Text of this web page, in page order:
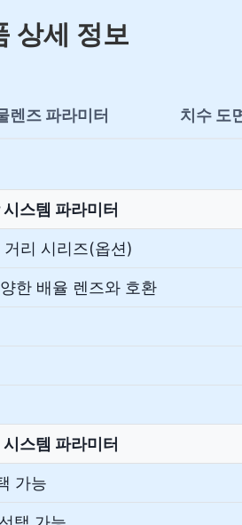
상세 정보
렌즈 파라미터 치수 도
시스템 파라미터
리 시리즈(옵션)
한 배율 렌즈와 호환
시스템 파라미터
가능